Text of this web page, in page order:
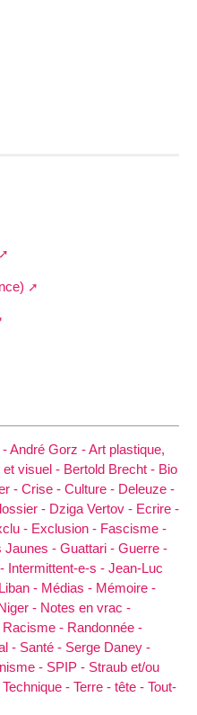
-André Gorz -Art plastique,
et visuel - Bertold Brecht - Bio
- Crise - Culture - Deleuze -
- Dziga Vertov - Ecrire -
- Exclusion - Fascisme -
Jaunes - Guattari - Guerre -
Intermittent-e-s - Jean-Luc
Liban - Médias - Mémoire -
- Notes en vrac -
Racisme - Randonnée -
- Santé - Serge Daney -
- SPIP - Straub et/ou
Technique - Terre - tête - Tout-